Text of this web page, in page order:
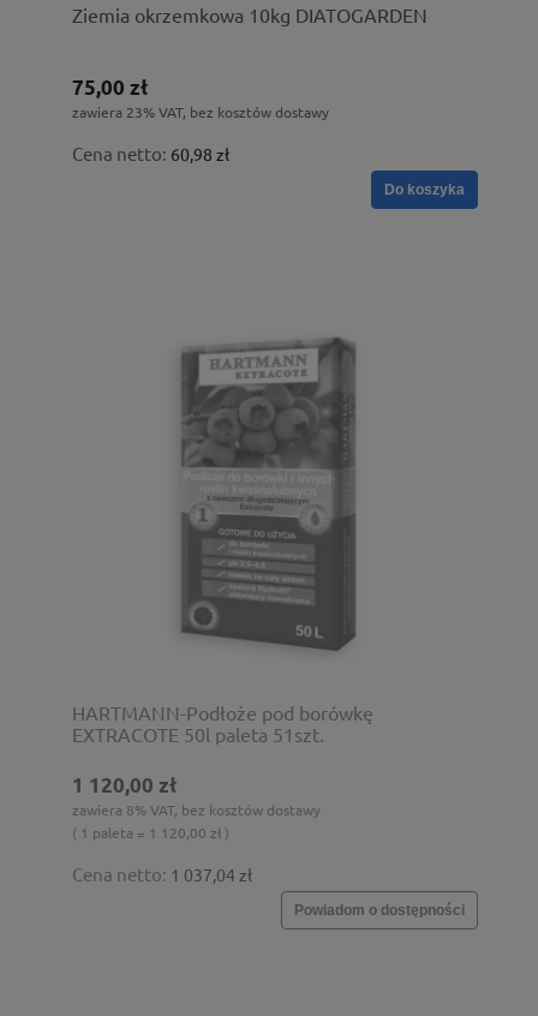
Ziemia okrzemkowa 10kg DIATOGARDEN
75,00 zł
zawiera 23% VAT, bez kosztów dostawy
Cena netto: 60,98 zł
Do koszyka
HARTMANN-Podłoże pod borówkę
EXTRACOTE 50l paleta 51szt.
1 120,00 zł
zawiera 8% VAT, bez kosztów dostawy
( 1 paleta = 1 120,00 zł )
Cena netto: 1 037,04 zł
Powiadom o dostępności